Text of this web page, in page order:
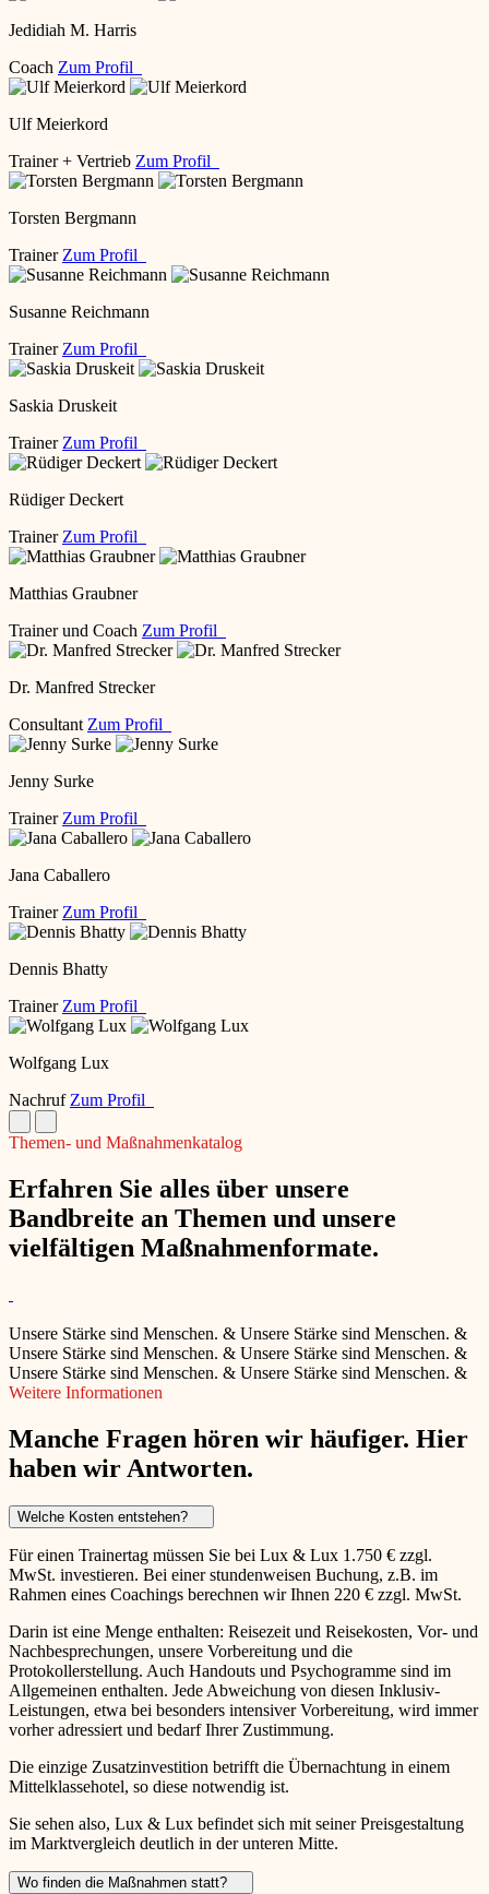
Jedidiah M. Harris
Coach Zum Profil
Ulf Meierkord
Trainer + Vertrieb Zum Profil
Torsten Bergmann
Trainer Zum Profil
Susanne Reichmann
Trainer Zum Profil
Saskia Druskeit
Trainer Zum Profil
Rüdiger Deckert
Trainer Zum Profil
Matthias Graubner
Trainer und Coach Zum Profil
Dr. Manfred Strecker
Consultant Zum Profil
Jenny Surke
Trainer Zum Profil
Jana Caballero
Trainer Zum Profil
Dennis Bhatty
Trainer Zum Profil
Wolfgang Lux
Nachruf Zum Profil
Themen- und Maßnahmenkatalog
Erfahren Sie alles über unsere
Bandbreite an Themen und unsere
vielfältigen Maßnahmenformate.
Unsere Stärke sind Menschen. & Unsere Stärke sind Menschen. &
Unsere Stärke sind Menschen. & Unsere Stärke sind Menschen. &
Unsere Stärke sind Menschen. & Unsere Stärke sind Menschen. &
Weitere Informationen
Manche Fragen hören wir häufiger. Hier
haben wir Antworten.
Welche Kosten entstehen?
Für einen Trainertag müssen Sie bei Lux & Lux 1.750 € zzgl.
MwSt. investieren. Bei einer stundenweisen Buchung, z.B. im
Rahmen eines Coachings berechnen wir Ihnen 220 € zzgl. MwSt.
Darin ist eine Menge enthalten: Reisezeit und Reisekosten, Vor- und
Nachbesprechungen, unsere Vorbereitung und die
Protokollerstellung. Auch Handouts und Psychogramme sind im
Allgemeinen enthalten. Jede Abweichung von diesen Inklusiv-
Leistungen, etwa bei besonders intensiver Vorbereitung, wird immer
vorher adressiert und bedarf Ihrer Zustimmung.
Die einzige Zusatzinvestition betrifft die Übernachtung in einem
Mittelklassehotel, so diese notwendig ist.
Sie sehen also, Lux & Lux befindet sich mit seiner Preisgestaltung
im Marktvergleich deutlich in der unteren Mitte.
Wo finden die Maßnahmen statt?